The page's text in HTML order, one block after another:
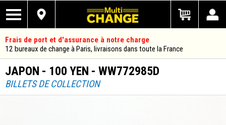
Frais de port et d'assurance à notre charge
12 bureaux de change à Paris, livraisons dans toute la France
JAPON - 100 YEN - WW772985D
BILLETS DE COLLECTION